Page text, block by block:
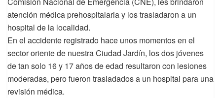
atención médica prehospitalaria y los trasladaron a un
hospital de la localidad.
En el accidente registrado hace unos momentos en el
sector oriente de nuestra Ciudad Jardín, los dos jóvenes
de tan solo 16 y 17 años de edad resultaron con lesiones
moderadas, pero fueron trasladados a un hospital para una
revisión médica.